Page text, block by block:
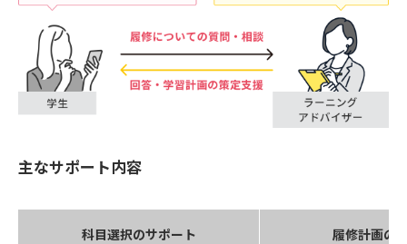
主なサポート内容
科目選択のサポート 履修計画の